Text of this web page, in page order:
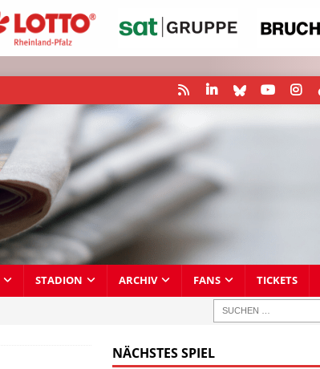
STADION ARCHIV FANS TICKETS
NÄCHSTES SPIEL